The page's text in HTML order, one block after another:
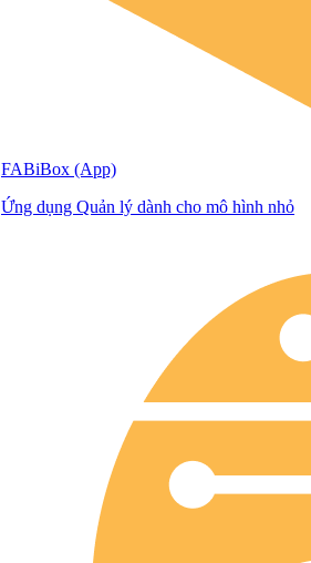
FABiBox (App)
Ứng dụng Quản lý dành cho mô hình nhỏ